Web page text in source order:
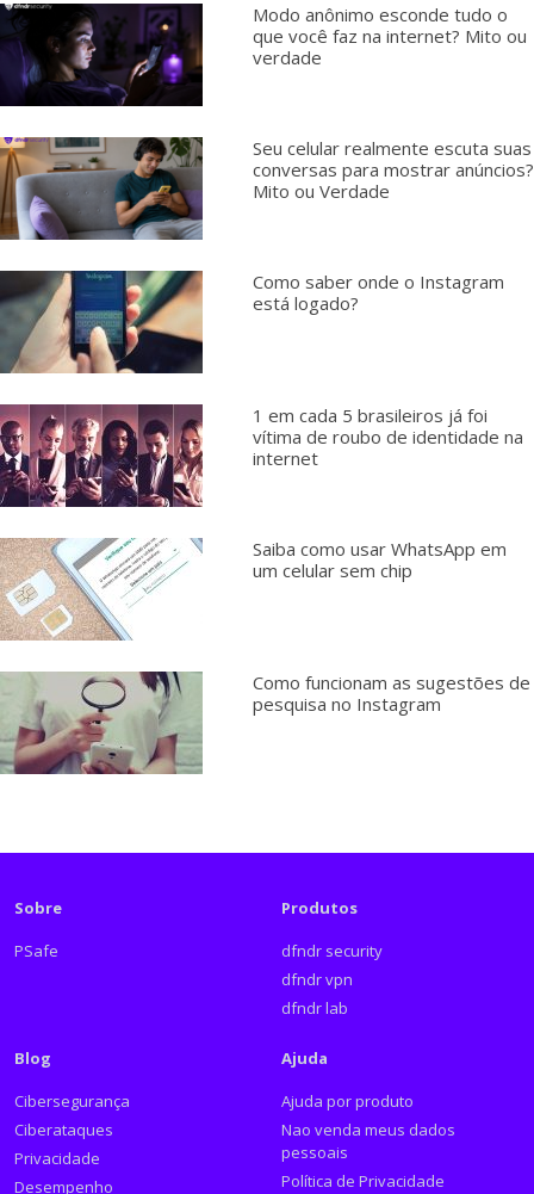
Modo anônimo esconde tudo o
que você faz na internet? Mito ou
verdade
Seu celular realmente escuta suas
conversas para mostrar anúncios?
Mito ou Verdade
Como saber onde o Instagram
está logado?
1 em cada 5 brasileiros já foi
vítima de roubo de identidade na
internet
Saiba como usar WhatsApp em
um celular sem chip
Como funcionam as sugestões de
pesquisa no Instagram
Sobre
PSafe
Produtos
dfndr security
dfndr vpn
dfndr lab
Blog
Cibersegurança
Ciberataques
Privacidade
Desempenho
Ajuda
Ajuda por produto
Nao venda meus dados
pessoais
Política de Privacidade